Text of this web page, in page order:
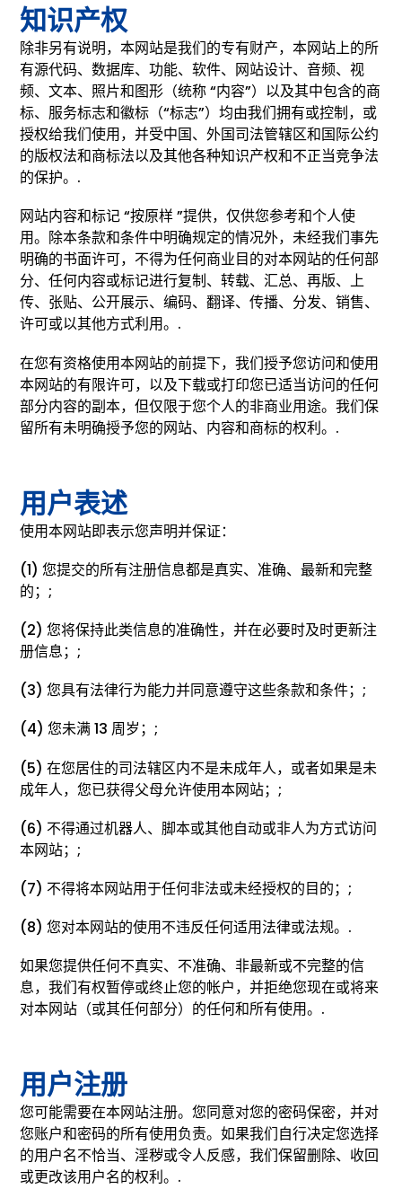
知识产权
除非另有说明，本网站是我们的专有财产，本网站上的所
有源代码、数据库、功能、软件、网站设计、音频、视
频、文本、照片和图形（统称 “内容”）以及其中包含的商
标、服务标志和徽标（“标志”）均由我们拥有或控制，或
授权给我们使用，并受中国、外国司法管辖区和国际公约
的版权法和商标法以及其他各种知识产权和不正当竞争法
的保护。.
网站内容和标记 “按原样 ”提供，仅供您参考和个人使
用。除本条款和条件中明确规定的情况外，未经我们事先
明确的书面许可，不得为任何商业目的对本网站的任何部
分、任何内容或标记进行复制、转载、汇总、再版、上
传、张贴、公开展示、编码、翻译、传播、分发、销售、
许可或以其他方式利用。.
在您有资格使用本网站的前提下，我们授予您访问和使用
本网站的有限许可，以及下载或打印您已适当访问的任何
部分内容的副本，但仅限于您个人的非商业用途。我们保
留所有未明确授予您的网站、内容和商标的权利。.
用户表述
使用本网站即表示您声明并保证：
(1) 您提交的所有注册信息都是真实、准确、最新和完整
的；;
(2) 您将保持此类信息的准确性，并在必要时及时更新注
册信息；;
(3) 您具有法律行为能力并同意遵守这些条款和条件；;
(4) 您未满 13 周岁；;
(5) 在您居住的司法辖区内不是未成年人，或者如果是未
成年人，您已获得父母允许使用本网站；;
(6) 不得通过机器人、脚本或其他自动或非人为方式访问
本网站；;
(7) 不得将本网站用于任何非法或未经授权的目的；;
(8) 您对本网站的使用不违反任何适用法律或法规。.
如果您提供任何不真实、不准确、非最新或不完整的信
息，我们有权暂停或终止您的帐户，并拒绝您现在或将来
对本网站（或其任何部分）的任何和所有使用。.
用户注册
您可能需要在本网站注册。您同意对您的密码保密，并对
您账户和密码的所有使用负责。如果我们自行决定您选择
的用户名不恰当、淫秽或令人反感，我们保留删除、收回
或更改该用户名的权利。.